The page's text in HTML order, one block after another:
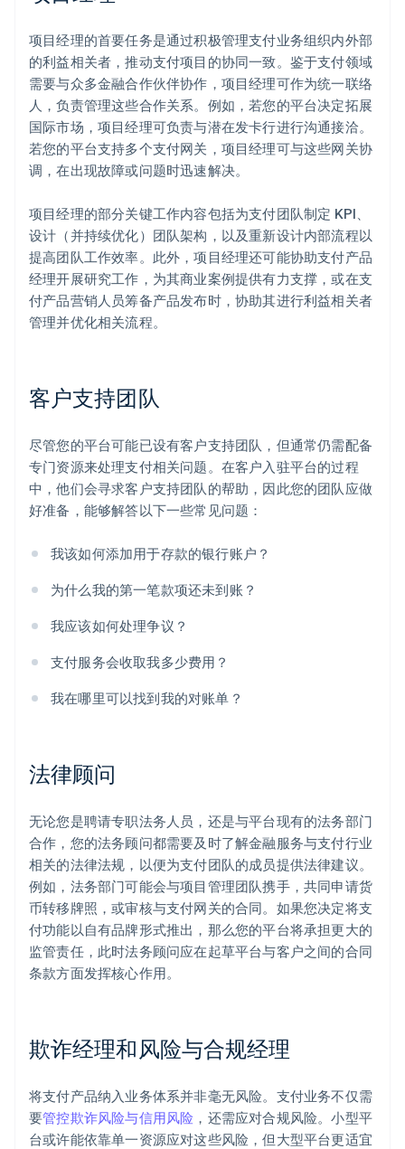
项目经理的首要任务是通过积极管理支付业务组织内外部
的利益相关者，推动支付项目的协同一致。鉴于支付领域
需要与众多金融合作伙伴协作，项目经理可作为统一联络
人，负责管理这些合作关系。例如，若您的平台决定拓展
国际市场，项目经理可负责与潜在发卡行进行沟通接洽。
若您的平台支持多个支付网关，项目经理可与这些网关协
调，在出现故障或问题时迅速解决。
项目经理的部分关键工作内容包括为支付团队制定 KPI、
设计（并持续优化）团队架构，以及重新设计内部流程以
提高团队工作效率。此外，项目经理还可能协助支付产品
经理开展研究工作，为其商业案例提供有力支撑，或在支
付产品营销人员筹备产品发布时，协助其进行利益相关者
管理并优化相关流程。
客户支持团队
尽管您的平台可能已设有客户支持团队，但通常仍需配备
专门资源来处理支付相关问题。在客户入驻平台的过程
中，他们会寻求客户支持团队的帮助，因此您的团队应做
好准备，能够解答以下一些常见问题：
我该如何添加用于存款的银行账户？
为什么我的第一笔款项还未到账？
我应该如何处理争议？
支付服务会收取我多少费用？
我在哪里可以找到我的对账单？
法律顾问
无论您是聘请专职法务人员，还是与平台现有的法务部门
合作，您的法务顾问都需要及时了解金融服务与支付行业
相关的法律法规，以便为支付团队的成员提供法律建议。
例如，法务部门可能会与项目管理团队携手，共同申请货
币转移牌照，或审核与支付网关的合同。如果您决定将支
付功能以自有品牌形式推出，那么您的平台将承担更大的
监管责任，此时法务顾问应在起草平台与客户之间的合同
条款方面发挥核心作用。
欺诈经理和风险与合规经理
将支付产品纳入业务体系并非毫无风险。支付业务不仅需
要管控欺诈风险与信用风险 ，还需应对合规风险。小型平
台或许能依靠单一资源应对这些风险，但大型平台更适宜